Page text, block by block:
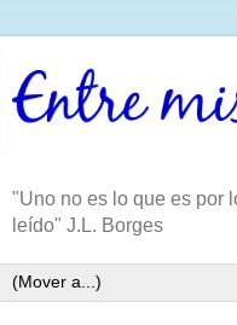
"Uno no es lo que es por
leído" J.L. Borges